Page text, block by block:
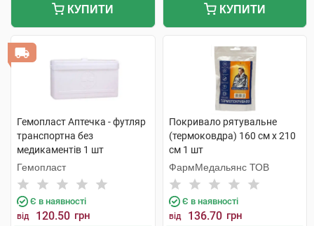
КУПИТИ КУПИТИ
Гемопласт Аптечка - футляр
транспортна без
медикаментів 1 шт
Гемопласт
Є в наявності
від 120.50 грн
Покривало рятувальне
(термоковдра) 160 см х 210
см 1 шт
ФармМедальянс ТОВ
Є в наявності
від 136.70 грн